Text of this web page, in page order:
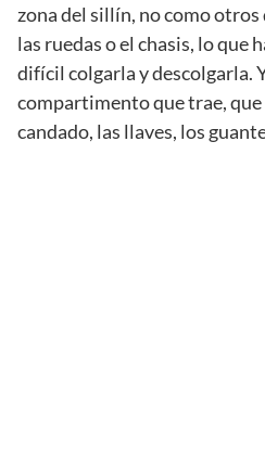
zona del sillín, no como otros
las ruedas o el chasis, lo que
difícil colgarla y descolgarla.
compartimento que trae, que
candado, las llaves, los